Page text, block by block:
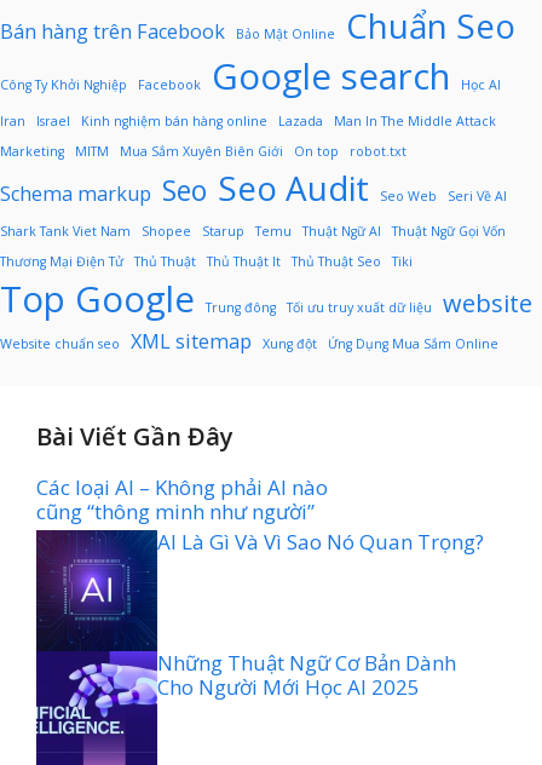
Bán hàng trên Facebook Bảo Mật Online Chuẩn Seo
Công Ty Khởi Nghiệp Facebook Google search Học AI
Iran Israel Kinh nghiệm bán hàng online Lazada
Man In The Middle Attack
Marketing
MITM Mua Sắm Xuyên Biên Giới On top robot.txt
Schema markup Seo Seo Audit Seo Web Seri Về AI
Shark Tank Viet Nam Shopee Starup Temu Thuật Ngữ AI
Thuật Ngữ Gọi Vốn
Thương Mại Điện Tử
Thủ Thuật Thủ Thuật It Thủ Thuật Seo Tiki
Top Google Trung đông Tối ưu truy xuất dữ liệu website
Website chuẩn seo XML sitemap Xung đột Ứng Dụng Mua Sắm Online
Bài Viết Gần Đây
Các loại AI – Không phải AI nào
cũng “thông minh như người”
AI Là Gì Và Vì Sao Nó Quan Trọng?
Những Thuật Ngữ Cơ Bản Dành
Cho Người Mới Học AI 2025